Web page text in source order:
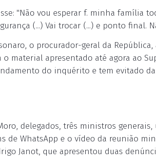
"Não vou esperar f. minha família
(...) Vai trocar (...) e ponto final.
o procurador-geral da
o material apresentado até agora ao
do inquérito e tem evitado
delegados, três ministros
de WhatsApp e o vídeo da reunião
Janot, que apresentou duas